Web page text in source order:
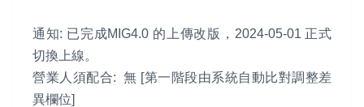
通知: 已完成MIG4.0 的上傳改版，2024-05-01 正式
切換上線。
營業人須配合: 無 [第一階段由系統自動比對調整差
異欄位]